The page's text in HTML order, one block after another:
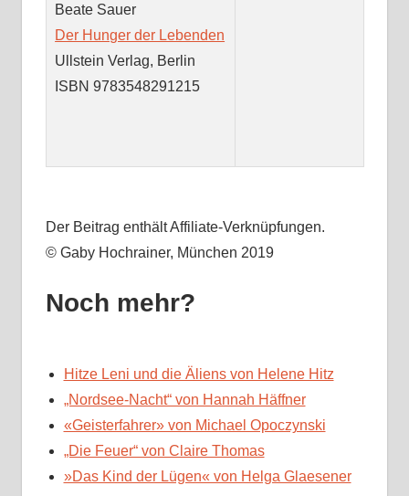
Beate Sauer
Der Hunger der Lebenden
Ullstein Verlag, Berlin
ISBN 9783548291215
Der Beitrag enthält Affiliate-Verknüpfungen.
© Gaby Hochrainer, München 2019
Noch mehr?
Hitze Leni und die Äliens von Helene Hitz
„Nordsee-Nacht“ von Hannah Häffner
«Geisterfahrer» von Michael Opoczynski
„Die Feuer“ von Claire Thomas
»Das Kind der Lügen« von Helga Glaesener